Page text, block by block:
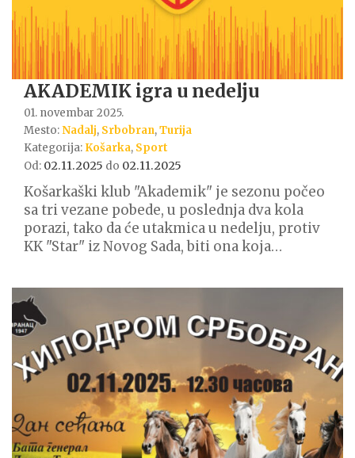
AKADEMIK igra u nedelju
01. novembar 2025.
Mesto:Nadalj, Srbobran,Turija
Kategorija: Košarka, Sport
Od: 02.11.2025 do 02.11.2025
Košarkaški klub "Akademik" je sezonu počeo
sa tri vezane pobede, u poslednja dva kola
porazi, tako da će utakmica u nedelju, protiv
KK "Star" iz Novog Sada, biti ona koja…